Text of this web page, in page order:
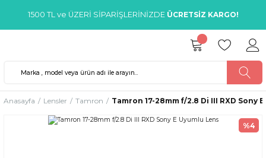
1500 TL ve ÜZERİ SİPARİŞLERİNİZDE ÜCRETSİZ KARGO!
Anasayfa Lensler Tamron Tamron 17-28mm f/2.8 Di III RXD Sony
%4